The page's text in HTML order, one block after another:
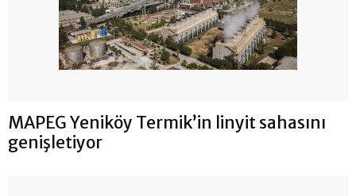
MAPEG Yeniköy Termik’in linyit sahasını
genişletiyor